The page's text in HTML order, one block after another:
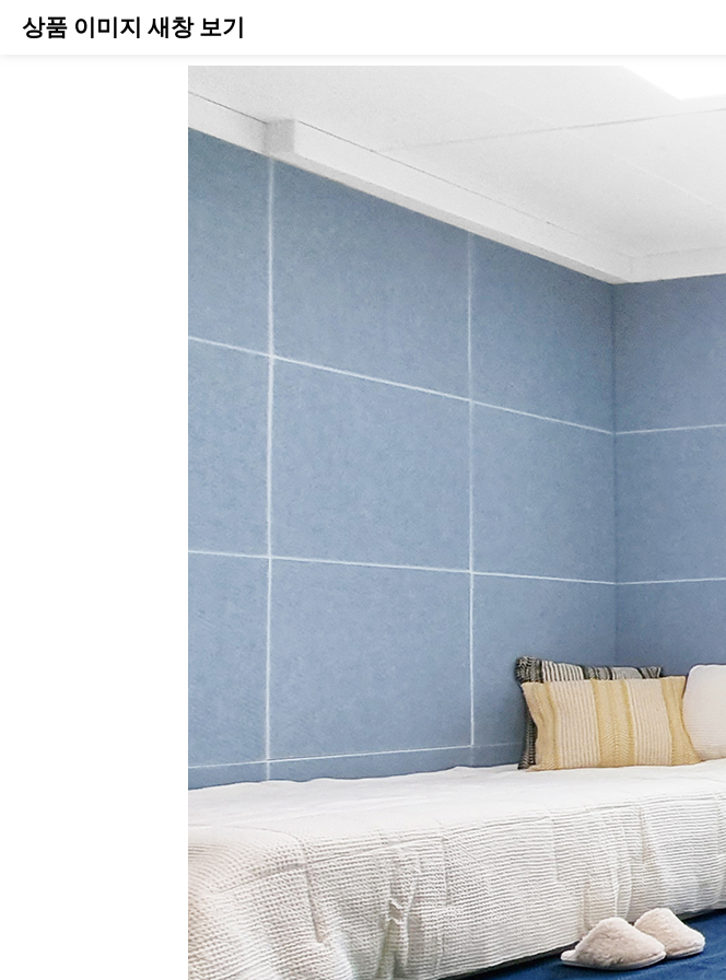
상품 이미지 새창 보기